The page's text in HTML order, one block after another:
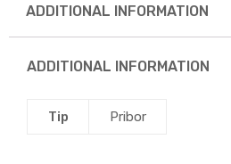
ADDITIONAL INFORMATION
ADDITIONAL INFORMATION
Tip Pribor